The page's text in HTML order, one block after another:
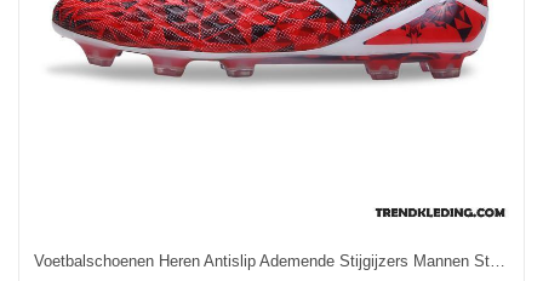
Voetbalschoenen Heren Antislip Ademende Stijgijzers Mannen Student Gazon Rood